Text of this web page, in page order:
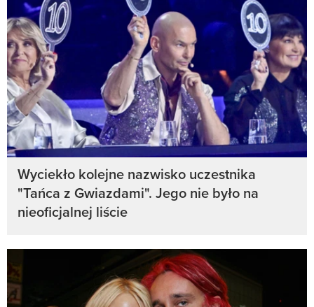
Wyciekło kolejne nazwisko uczestnika
"Tańca z Gwiazdami". Jego nie było na
nieoficjalnej liście